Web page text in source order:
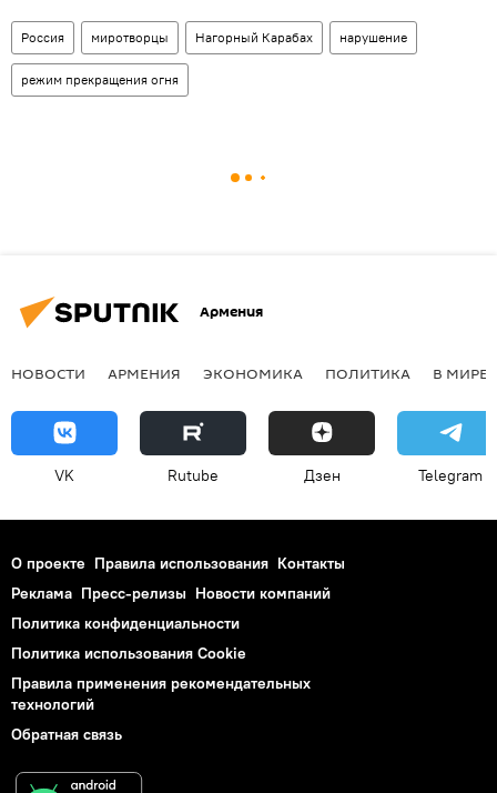
Россия миротворцы Нагорный Карабах нарушение
режим прекращения огня
Армения
НОВОСТИ АРМЕНИЯ ЭКОНОМИКА ПОЛИТИКА В МИРЕ
VK Rutube Дзен Telegram
О проекте Правила использования Контакты
Реклама Пресс-релизы Новости компаний
Политика конфиденциальности
Политика использования Cookie
Правила применения рекомендательных
технологий
Обратная связь